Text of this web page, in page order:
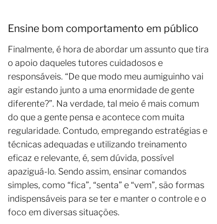
Ensine bom comportamento em público
Finalmente, é hora de abordar um assunto que tira
o apoio daqueles tutores cuidadosos e
responsáveis. “De que modo meu aumiguinho vai
agir estando junto a uma enormidade de gente
diferente?”. Na verdade, tal meio é mais comum
do que a gente pensa e acontece com muita
regularidade. Contudo, empregando estratégias e
técnicas adequadas e utilizando treinamento
eficaz e relevante, é, sem dúvida, possível
apaziguá-lo. Sendo assim, ensinar comandos
simples, como “fica”, “senta” e “vem”, são formas
indispensáveis ​​para se ter e manter o controle e o
foco em diversas situações.